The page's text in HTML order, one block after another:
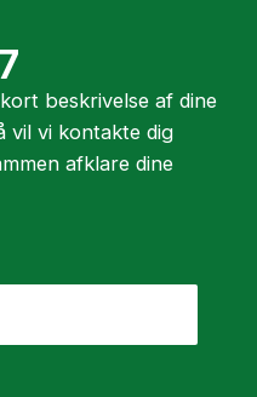
beskrivelse af dine
vil vi kontakte dig
afklare dine